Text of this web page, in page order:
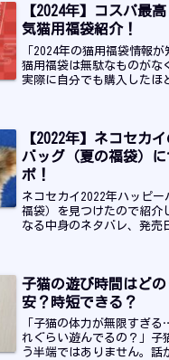
のになっています！
【2024年】コスパ最
気猫用福袋紹介！
「2024年の猫用福袋情報が
猫用福袋は無駄なものがな
実際に自分でも購入したほ
【2022年】ネコセカ
バッグ（夏の福袋）
ポ！
ネコセカイ2022年ハッピー
福袋）を見つけたので紹介
なる中身のネタバレ、発売
子猫の遊び時間はどの
安？時短できる？
「子猫の体力が無限すぎ
れぐらい遊んでるの？」子
う半端ではありません。話